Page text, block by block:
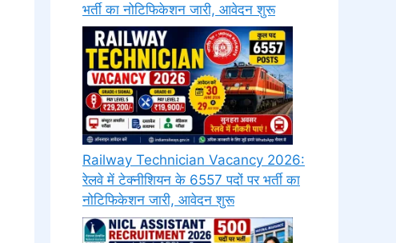
भर्ती का नोटिफिकेशन जारी, आवेदन शुरू
Railway Technician Vacancy 2026:
रेलवे में टेक्नीशियन के 6557 पदों पर भर्ती का
नोटिफिकेशन जारी, आवेदन शुरू